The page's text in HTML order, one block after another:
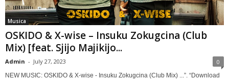
Musica
OSKIDO & X-wise – Insuku Zokugcina (Club
Mix) [feat. Sjijo Majikijo...
Admin - July 27, 2023 0
NEW MUSIC: OSKIDO & X-wise - Insuku Zokugcina (Club Mix) ...”. “Download